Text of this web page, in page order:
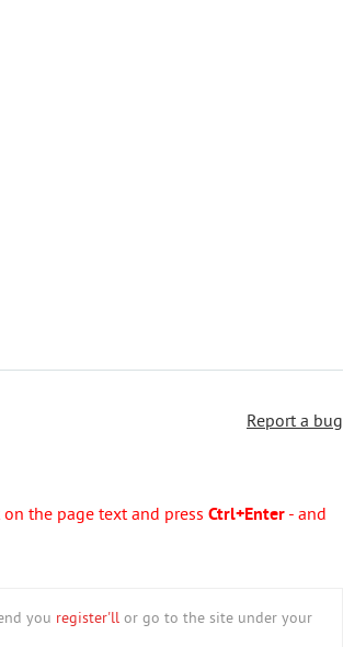
Report a bug
the page text and press Ctrl+Enter - and
you register'll or go to the site under your